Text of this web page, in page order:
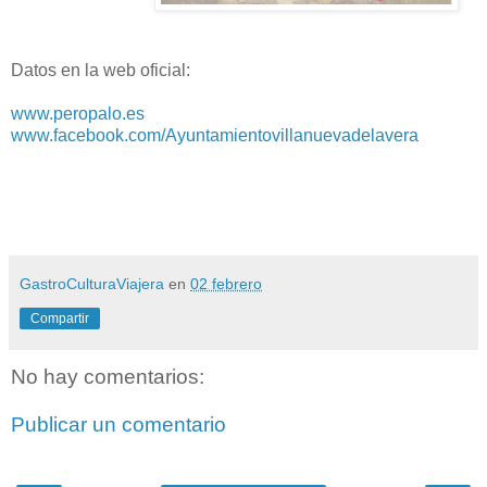
Datos en la web oficial:
www.peropalo.es
www.facebook.com/Ayuntamientovillanuevadelavera
GastroCulturaViajera en 02 febrero
Compartir
No hay comentarios:
Publicar un comentario